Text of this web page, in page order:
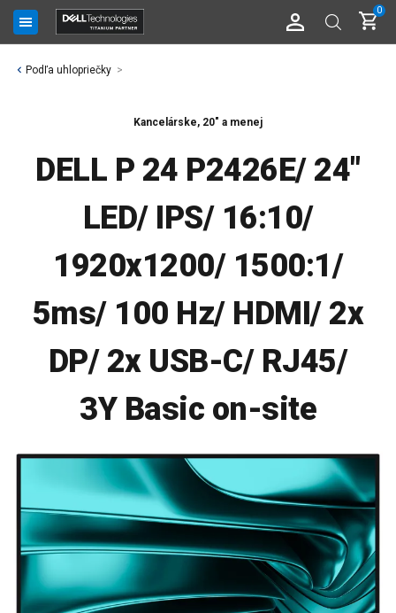
0
Podľa uhlopriečky
Kancelárske, 20" a menej
DELL P 24 P2426E/ 24"
LED/ IPS/ 16:10/
1920x1200/ 1500:1/
5ms/ 100 Hz/ HDMI/ 2x
DP/ 2x USB-C/ RJ45/
3Y Basic on-site